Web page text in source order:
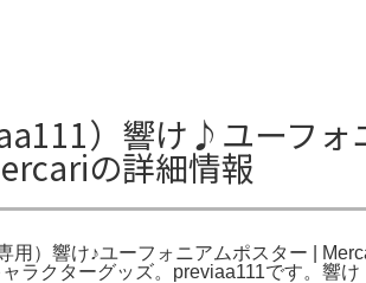
）響け♪ユーフ
の詳細情報
用）響け♪ユーフォニアムポスター |
ラクターグッズ。previaa111です。響